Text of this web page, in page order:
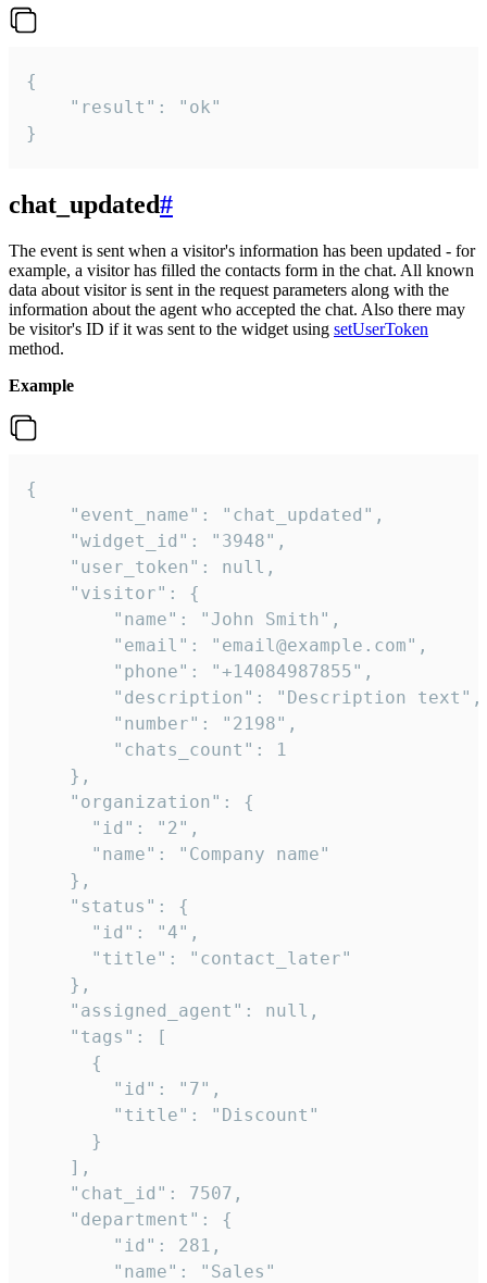
{
    "result": "ok"
}
chat_updated#
The event is sent when a visitor's information has been updated - for
example, a visitor has filled the contacts form in the chat. All known
data about visitor is sent in the request parameters along with the
information about the agent who accepted the chat. Also there may
be visitor's ID if it was sent to the widget using setUserToken
method.
Example
{
    "event_name": "chat_updated",
    "widget_id": "3948",
    "user_token": null,
    "visitor": {
        "name": "John Smith",
        "email": "email@example.com",
        "phone": "+14084987855",
        "description": "Description text",
        "number": "2198",
        "chats_count": 1
    },
    "organization": {
      "id": "2",
      "name": "Company name"
    },
    "status": {
      "id": "4",
      "title": "contact_later"
    },
    "assigned_agent": null,
    "tags": [
      {
        "id": "7",
        "title": "Discount"
      }
    ],
    "chat_id": 7507,
    "department": {
        "id": 281,
        "name": "Sales"